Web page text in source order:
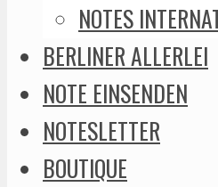
NOTES
BERLINER ALLERLEI
NOTE EINSENDEN
NOTESLETTER
BOUTIQUE